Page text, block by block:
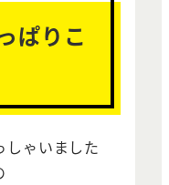
ぱりこ
しゃいました